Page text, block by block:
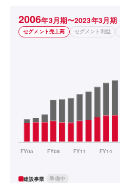
2006年3月期〜2023年3月期
セグメント売上高 セグメント利益
建設事業
準備中